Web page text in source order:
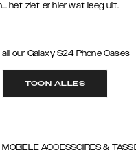
het ziet er hier wat leeg uit.
our Galaxy S24 Phone Cases
TOON ALLES
ACCESSOIRES &